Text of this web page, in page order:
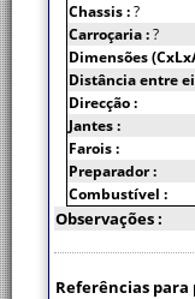
Chassis :?
Carroçaria :?
Dimensões
Distância entre
Direcção :
Jantes :
Farois :
Preparador :
Combustível :
Observações :
Referências para